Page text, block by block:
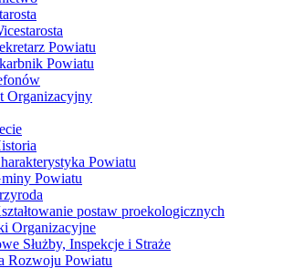
Powiatu
Powiatu
Organizacyjny
Powiatu
Powiatu
postaw proekologicznych
Organizacyjne
Służby, Inspekcje i Straże
Rozwoju Powiatu